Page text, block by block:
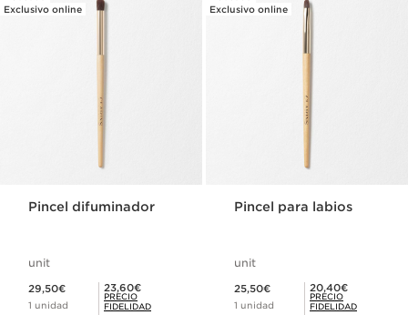
Exclusivo online
Pincel difuminador
unit
29,50€
1 unidad
Precio Fidelidad 23,60€
23,60€
PRECIO
FIDELIDAD
Exclusivo online
Pincel para labios
unit
25,50€
1 unidad
Precio Fidelidad 20,40€
20,40€
PRECIO
FIDELIDAD